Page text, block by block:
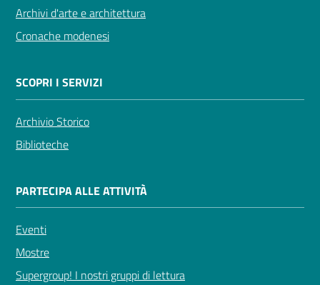
Archivi d'arte e architettura
Cronache modenesi
SCOPRI I SERVIZI
Archivio Storico
Biblioteche
PARTECIPA ALLE ATTIVITÀ
Eventi
Mostre
Supergroup! I nostri gruppi di lettura